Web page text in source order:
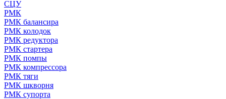
СЦУ
РМК
РМК балансира
РМК колодок
РМК редуктора
РМК стартера
РМК помпы
РМК компрессора
РМК тяги
РМК шкворня
РМК супорта